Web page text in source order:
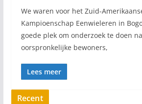
We waren voor het Zuid-
Kampioenschap Eenwieleren in
goede plek om onderzoek te doen
oorspronkelijke bewoners,
Lees meer
Recent